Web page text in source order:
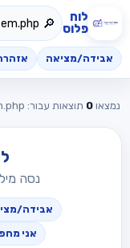
לוח
פלוס
🔎
אבידה/מציאה
נמצאו 0 תוצאות עבור: item.php
נסה
אבידה/
אני